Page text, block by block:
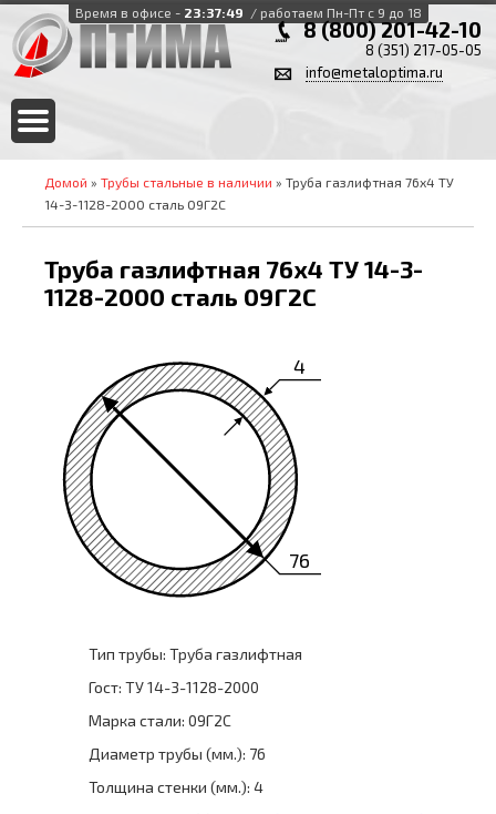
Время в офисе - 23:37:49 / работаем Пн-Пт с 9 до 18
8 (800) 201-42-10
8 (351) 217-05-05
info@metaloptima.ru
Домой » Трубы стальные в наличии » Труба газлифтная 76х4 ТУ
14-3-1128-2000 сталь 09Г2С
Труба газлифтная 76х4 ТУ 14-3-
1128-2000 сталь 09Г2С
76
4
Тип трубы: Труба газлифтная
Гост: ТУ 14-3-1128-2000
Марка стали: 09Г2С
Диаметр трубы (мм.): 76
Толщина стенки (мм.): 4